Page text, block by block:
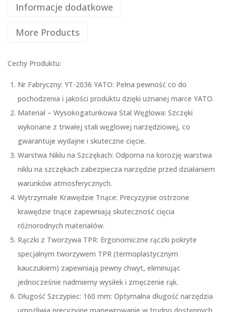
Informacje dodatkowe
More Products
Cechy Produktu:
Nr Fabryczny: YT-2036 YATO: Pełna pewność co do
pochodzenia i jakości produktu dzięki uznanej marce YATO.
Materiał – Wysokogatunkowa Stal Węglowa: Szczęki
wykonane z trwałej stali węglowej narzędziowej, co
gwarantuje wydajne i skuteczne cięcie.
Warstwa Niklu na Szczękach: Odporna na korozję warstwa
niklu na szczękach zabezpiecza narzędzie przed działaniem
warunków atmosferycznych.
Wytrzymałe Krawędzie Tnące: Precyzyjnie ostrzone
krawędzie tnące zapewniają skuteczność cięcia
różnorodnych materiałów.
Rączki z Tworzywa TPR: Ergonomiczne rączki pokryte
specjalnym tworzywem TPR (termoplastycznym
kauczukiem) zapewniają pewny chwyt, eliminując
jednocześnie nadmierny wysiłek i zmęczenie rąk.
Długość Szczypiec: 160 mm: Optymalna długość narzędzia